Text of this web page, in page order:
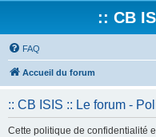
:: CB
FAQ
Accueil du forum
:: CB ISIS :: Le forum -
Cette politique de confidentialité